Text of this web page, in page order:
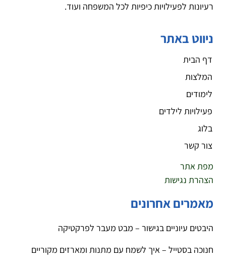
רעיונות לפעילויות כיפיות לכל המשפחה ועוד.
ניווט באתר
דף הבית
המלצות
לימודים
פעילויות לילדים
בלוג
צור קשר
מפת אתר
הצהרת נגישות
מאמרים אחרונים
היבטים עיוניים בגישור – מבט מעבר לפרקטיקה
חנוכה בסטייל – איך לשמח עם מתנות ומארזים מקוריים